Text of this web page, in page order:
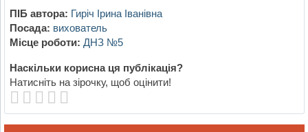
ПІБ автора: Гиріч Ірина Іванівна
Посада: вихователь
Місце роботи: ДНЗ №5
Наскільки корисна ця публікація?
Натисніть на зірочку, щоб оцінити!